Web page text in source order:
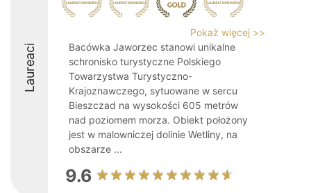
Laureaci
Pokaż więcej >>
Bacówka Jaworzec stanowi unikalne
schronisko turystyczne Polskiego
Towarzystwa Turystyczno-
Krajoznawczego, sytuowane w sercu
Bieszczad na wysokości 605 metrów
nad poziomem morza. Obiekt położony
jest w malowniczej dolinie Wetliny, na
obszarze ...
9.6